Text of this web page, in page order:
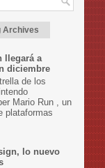
Archives
llegará a
diciembre
de los
Mario Run , un
plataformas
lo nuevo